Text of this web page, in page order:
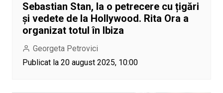
Sebastian Stan, la o petrecere cu țigări
și vedete de la Hollywood. Rita Ora a
organizat totul în Ibiza
Georgeta Petrovici
Publicat la 20 august 2025, 10:00